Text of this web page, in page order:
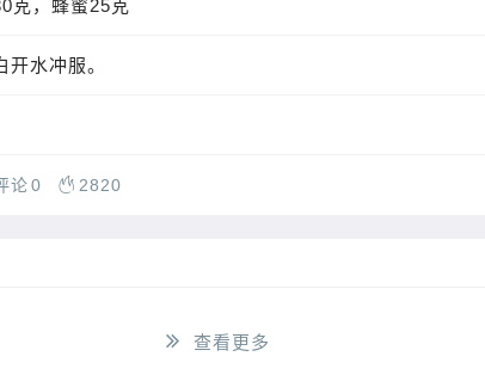
克，蜂蜜25克
水冲服。
论0 2820
查看更多